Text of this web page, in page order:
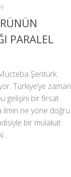
PARALEL
Şentürk.
Türkiye’ye zaman
gelişini bir fırsat
ilmin ne yöne doğru
bir mülakat